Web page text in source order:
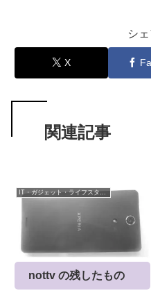
シ
X
関連記事
IT・ガジェット・ライフスタイル
nottv の残したもの